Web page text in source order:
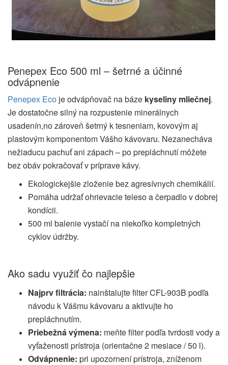
Penepex Eco 500 ml – šetrné a účinné
odvápnenie
Penepex Eco je odvápňovač na báze kyseliny mliečnej.
Je dostatočne silný na rozpustenie minerálnych
usadenín,no zároveň šetrný k tesneniam, kovovým aj
plastovým komponentom Vášho kávovaru. Nezanecháva
nežiaducu pachuť ani zápach – po prepláchnutí môžete
bez obáv pokračovať v príprave kávy.
Ekologickejšie zloženie bez agresívnych chemikálií.
Pomáha udržať ohrievacie teleso a čerpadlo v dobrej
kondícii.
500 ml balenie vystačí na niekoľko kompletných
cyklov údržby.
Ako sadu využiť čo najlepšie
Najprv filtrácia: nainštalujte filter CFL-903B podľa
návodu k Vášmu kávovaru a aktivujte ho
prepláchnutím.
Priebežná výmena: meňte filter podľa tvrdosti vody a
vyťaženosti prístroja (orientačne 2 mesiace / 50 l).
Odvápnenie: pri upozornení prístroja, zníženom